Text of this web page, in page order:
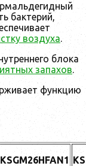
бактерий,
воздуха.
блока
запахов.
функцию
KSGM26HFAN1